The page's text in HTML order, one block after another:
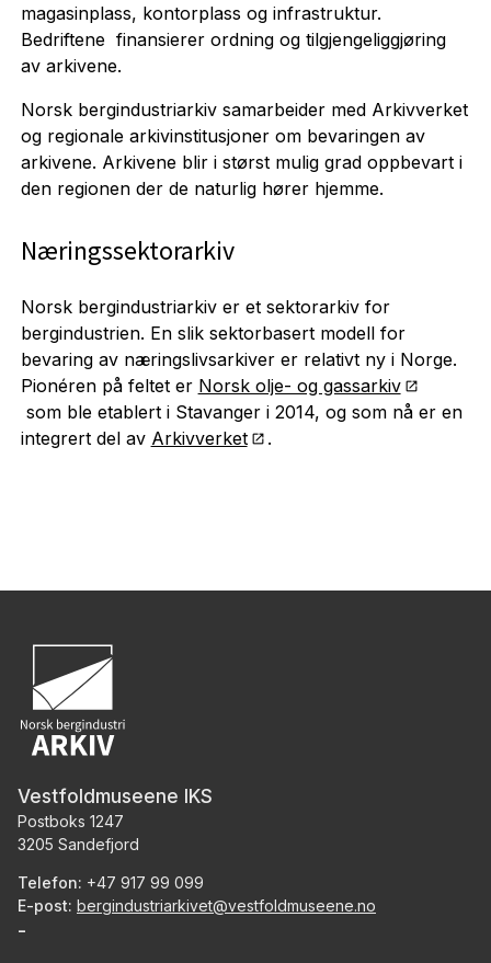
magasinplass, kontorplass og infrastruktur.
Bedriftene finansierer ordning og tilgjengeliggjøring
av arkivene.
Norsk bergindustriarkiv samarbeider med Arkivverket
og regionale arkivinstitusjoner om bevaringen av
arkivene. Arkivene blir i størst mulig grad oppbevart i
den regionen der de naturlig hører hjemme.
Næringssektorarkiv
Norsk bergindustriarkiv er et sektorarkiv for
bergindustrien. En slik sektorbasert modell for
bevaring av næringslivsarkiver er relativt ny i Norge.
Pionéren på feltet er Norsk olje- og gassarkiv
som ble etablert i Stavanger i 2014, og som nå er en
integrert del av Arkivverket .
Vestfoldmuseene IKS
Postboks 1247
3205 Sandefjord
Telefon: +47 917 99 099
E-post: bergindustriarkivet@vestfoldmuseene.no
-